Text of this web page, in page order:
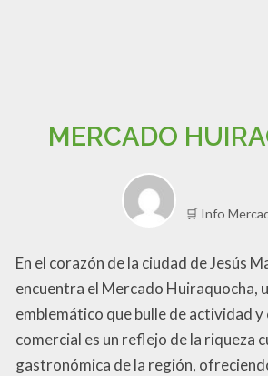
MERCADO
🛒 Info
En el corazón de la ciudad de Jesús
encuentra el Mercado Huiraquocha,
emblemático que bulle de actividad y
comercial es un reflejo de la riqueza
gastronómica de la región,